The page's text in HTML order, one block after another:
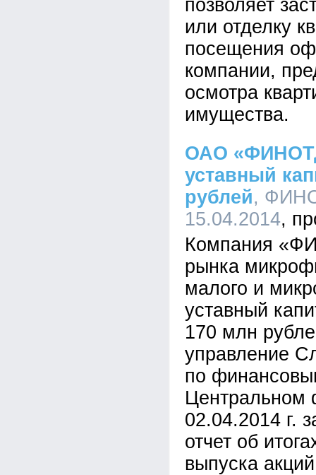
позволяет
или отделку
посещения
компании,
осмотра
имущества.
ОАО
уставный
рублей,
15.04.2014
Компания
рынка
малого и
уставный
170 млн
управление
по
Центральном
02.04.2014 г.
отчет об
выпуска